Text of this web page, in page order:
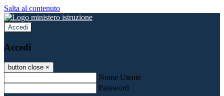
Salta al contenuto
Accedi
Accedi
button close ×
Nome Utente
Password